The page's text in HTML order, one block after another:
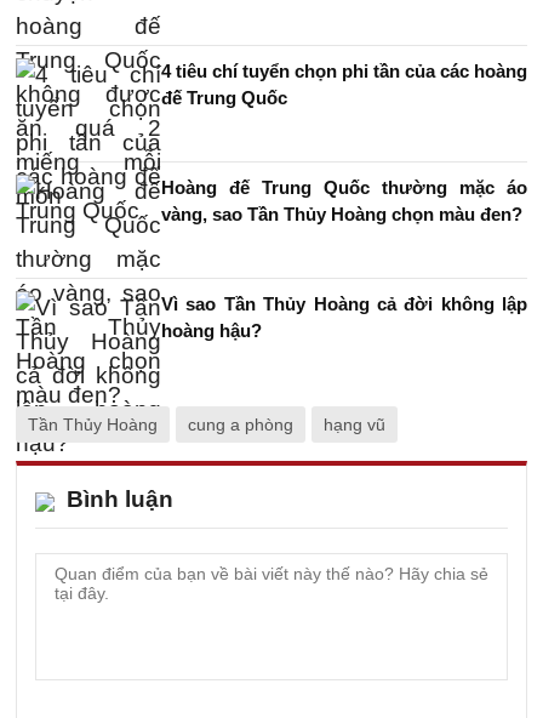
4 tiêu chí tuyển chọn phi tần của các hoàng
đế Trung Quốc
Hoàng đế Trung Quốc thường mặc áo
vàng, sao Tần Thủy Hoàng chọn màu đen?
Vì sao Tần Thủy Hoàng cả đời không lập
hoàng hậu?
Tần Thủy Hoàng cung a phòng hạng vũ
Bình luận